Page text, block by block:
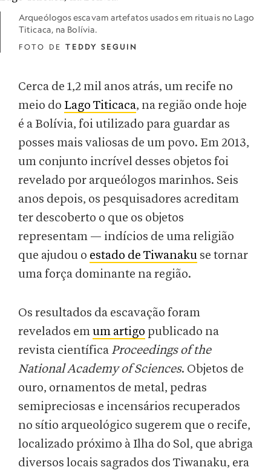
Arqueólogos escavam artefatos usados em rituais no Lago
Titicaca, na Bolívia.
FOTO DE TEDDY SEGUIN
Cerca de 1,2 mil anos atrás, um recife no
meio do Lago Titicaca, na região onde hoje
é a Bolívia, foi utilizado para guardar as
posses mais valiosas de um povo. Em 2013,
um conjunto incrível desses objetos foi
revelado por arqueólogos marinhos. Seis
anos depois, os pesquisadores acreditam
ter descoberto o que os objetos
representam — indícios de uma religião
que ajudou o estado de Tiwanaku se tornar
uma força dominante na região.
Os resultados da escavação foram
revelados emum artigo publicado na
revista científicaProceedings of the
National Academy of Sciences. Objetos de
ouro, ornamentos de metal, pedras
semipreciosas e incensários recuperados
no sítio arqueológico sugerem que o recife,
localizado próximo à Ilha do Sol, que abriga
diversos locais sagrados dos Tiwanaku, era